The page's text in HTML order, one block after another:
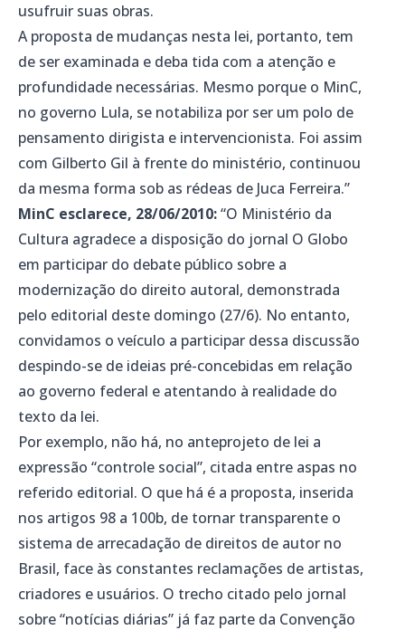
usufruir suas obras.
A proposta de mudanças nesta lei, portanto, tem
de ser examinada e deba tida com a atenção e
profundidade necessárias. Mesmo porque o MinC,
no governo Lula, se notabiliza por ser um polo de
pensamento dirigista e intervencionista. Foi assim
com Gilberto Gil à frente do ministério, continuou
da mesma forma sob as rédeas de Juca Ferreira.”
MinC esclarece, 28/06/2010:“O Ministério da
Cultura agradece a disposição do jornal O Globo
em participar do debate público sobre a
modernização do direito autoral, demonstrada
pelo editorial deste domingo (27/6). No entanto,
convidamos o veículo a participar dessa discussão
despindo-se de ideias pré-concebidas em relação
ao governo federal e atentando à realidade do
texto da lei.
Por exemplo, não há, no anteprojeto de lei a
expressão “controle social”, citada entre aspas no
referido editorial. O que há é a proposta, inserida
nos artigos 98 a 100b, de tornar transparente o
sistema de arrecadação de direitos de autor no
Brasil, face às constantes reclamações de artistas,
criadores e usuários. O trecho citado pelo jornal
sobre “notícias diárias” já faz parte da Convenção